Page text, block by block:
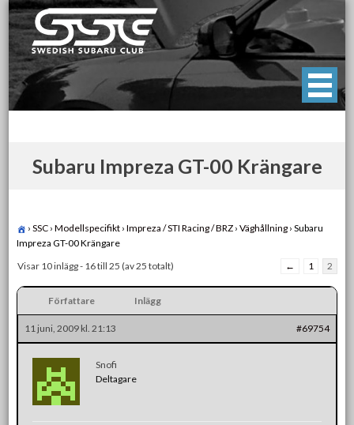
Skip
to
content
Swedish Subaru Club
För oss som älskar Subaru!
Subaru Impreza GT-00 Krängare
› SSC › Modellspecifikt › Impreza / STI Racing / BRZ › Väghållning › Subaru
Impreza GT-00 Krängare
Visar 10 inlägg - 16 till 25 (av 25 totalt)
← 1 2
Författare Inlägg
11 juni, 2009 kl. 21:13 #69754
Snofi
Deltagare